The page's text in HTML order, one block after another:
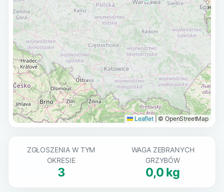
Leaflet © OpenStreetMap
ZGŁOSZENIA W TYM
OKRESIE
3
WAGA ZEBRANYCH
GRZYBÓW
0,0 kg